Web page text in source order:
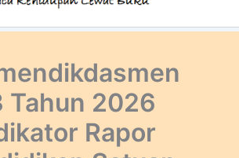
Tahun 2026
Rapor